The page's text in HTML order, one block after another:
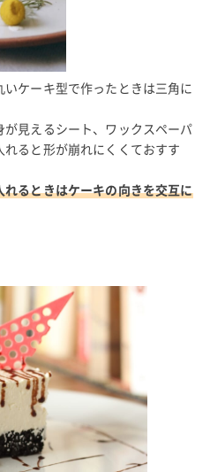
ケーキ型で作ったときは三角に
見えるシート、ワックスペーパ
ると形が崩れにくくておすす
るときはケーキの向きを交互に